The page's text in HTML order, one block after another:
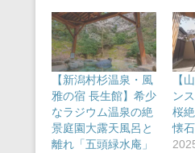
【新潟村杉温泉・風
雅の宿 長生館】希少
なラジウム温泉の絶
景庭園大露天風呂と
離れ「五頭緑水庵」
【
ン
桜
懐